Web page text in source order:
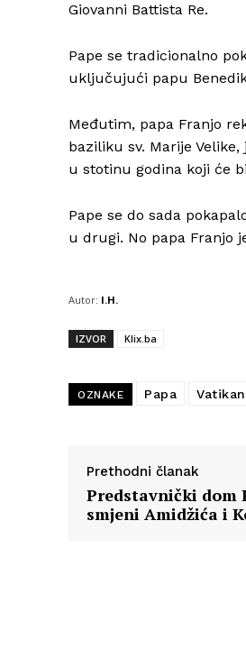
Giovanni Battista Re.
Pape se tradicionalno
uključujući papu
Međutim, papa Franjo
baziliku sv. Marije
u stotinu godina koji će
Pape se do sada
u drugi. No papa Franjo
Autor: I.H.
IZVOR Klix.ba
OZNAKE Papa Vatikan
Prethodni članak
Predstavnički dom
smjeni Amidžića i